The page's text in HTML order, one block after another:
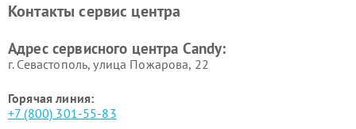
Контакты сервис центра
Адрес сервисного центра Candy:
г. Севастополь, улица Пожарова, 22
Горячая линия:
+7 (800) 301-55-83